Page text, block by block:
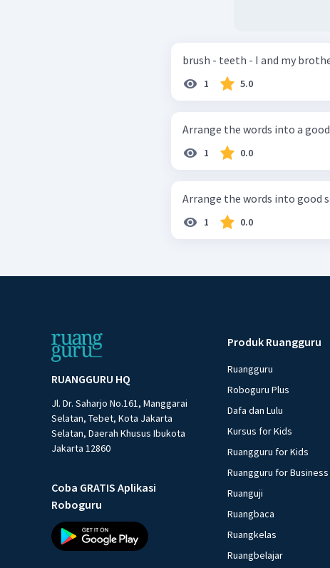
1 5.0
1 0.0
1 0.0
RUANGGURU HQ
Jl. Dr. Saharjo No.161, Manggarai
Selatan, Tebet, Kota Jakarta
Selatan, Daerah Khusus Ibukota
Jakarta 12860
Coba GRATIS Aplikasi
Roboguru
Produk Ruangguru
Ruangguru
Roboguru Plus
Dafa dan Lulu
Kursus for Kids
Ruangguru for Kids
Ruangguru for Business
Ruanguji
Ruangbaca
Ruangkelas
Ruangbelajar